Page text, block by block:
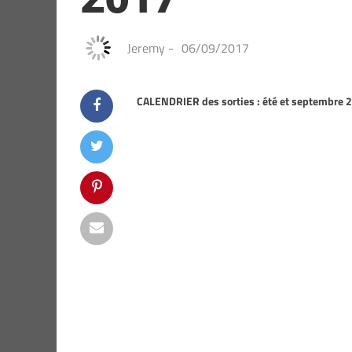
Jeremy - 06/09/2017
CALENDRIER des sorties : été et septembre